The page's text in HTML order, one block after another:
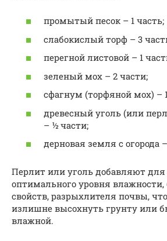
промытый песок – 1 часть;
слабокислый торф – 3
перегной листовой – 1
зеленый мох – 2 части;
сфагнум (торфяной мох) –
древесный уголь (или
– ½ части;
дерновая земля с огорода
Перлит или уголь добавляют
оптимального уровня
свойств, разрыхлителя почвы,
излишне высохнуть грунту или
влажной.